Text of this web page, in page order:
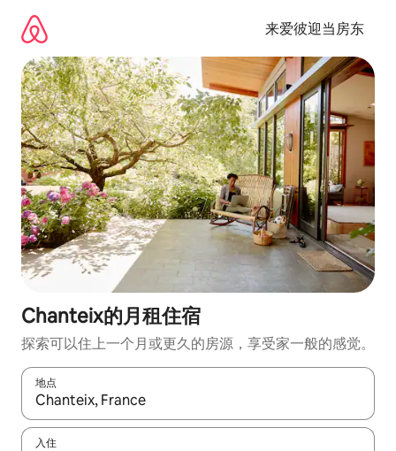
来爱彼迎当房东
Chanteix的月租住宿
探索可以住上一个月或更久的房源，享受家一般的感觉。
地点
如有搜索结果，请使用上下方向键查看，或通过点击或滑动手势
入住